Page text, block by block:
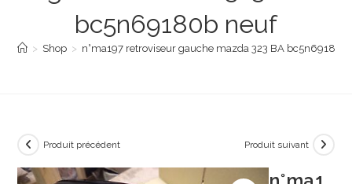
bc5n69180b neuf
> Shop > n°ma197 retroviseur gauche mazda 323 BA bc5n69180b
Produit précédent Produit suivant